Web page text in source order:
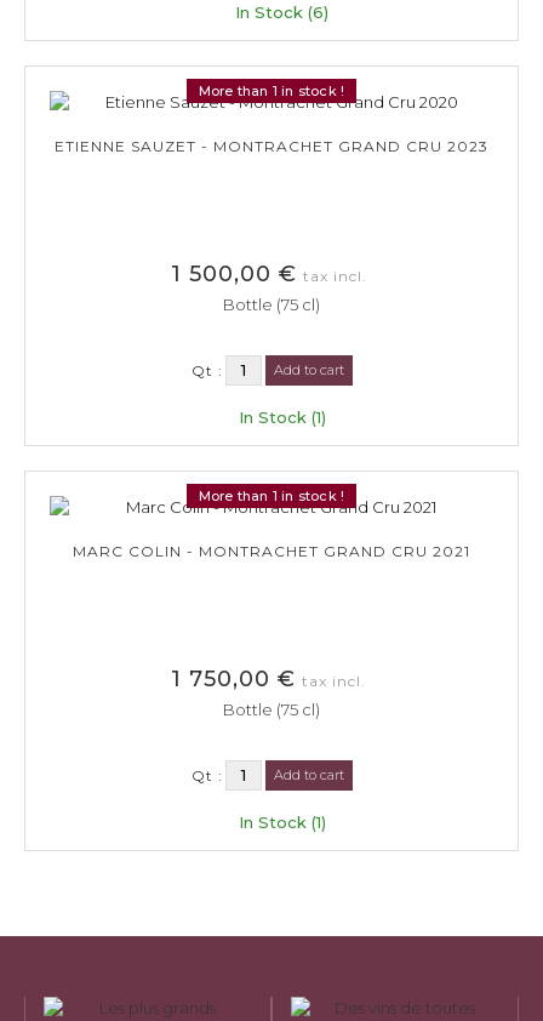
In Stock (6)
More than 1 in stock !
ETIENNE SAUZET - MONTRACHET GRAND CRU 2023
1 500,00 € tax incl.
Bottle (75 cl)
Qt : Add to cart
In Stock (1)
More than 1 in stock !
MARC COLIN - MONTRACHET GRAND CRU 2021
1 750,00 € tax incl.
Bottle (75 cl)
Qt : Add to cart
In Stock (1)